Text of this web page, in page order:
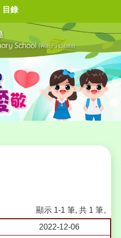
目錄
顯示 1-1 筆, 共 1 筆。
2022-12-06